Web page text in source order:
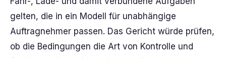
gelten, die in ein Modell für unabhängige
Auftragnehmer passen. Das Gericht würde prüfen,
ob die Bedingungen die Art von Kontrolle und